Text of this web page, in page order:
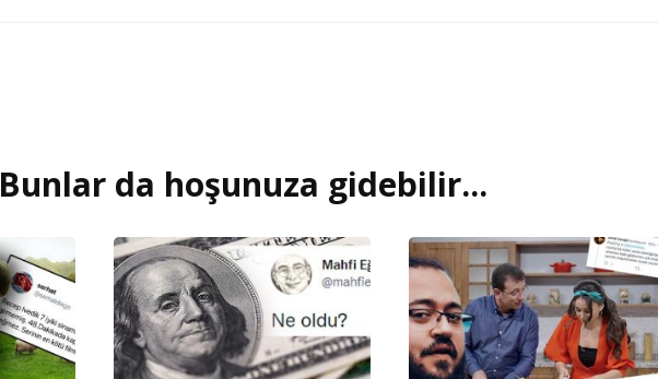
Bunlar da hoşunuza gidebilir...